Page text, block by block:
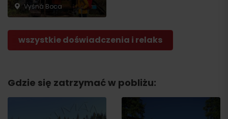
Vyšná Boca
wszystkie doświadczenia i relaks
Gdzie się zatrzymać w pobliżu: